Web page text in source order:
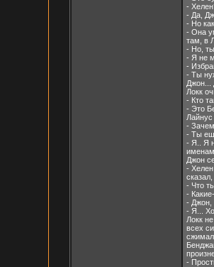
-
- Да,
- Но
- Она
там, в
- Но,
- Я не
-
- Ты
Джон...
Локк
- Кто
- Это
-
- Ты
- Я.. Я
Джон
-
- Что
-
- Джон,
- Я...
Локк
всех
-